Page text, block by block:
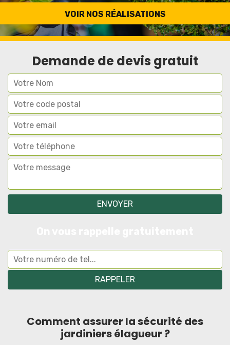
VOIR NOS RÉALISATIONS
Travail de qualité
Demande de devis gratuit
Comment assurer la sécurité des
jardiniers élagueur ?